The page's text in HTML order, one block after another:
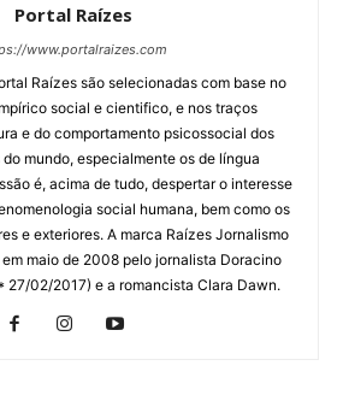
Portal Raízes
www.portalraizes.com
Raízes são selecionadas com base no
social e cientifico, e nos traços
e do comportamento psicossocial dos
mundo, especialmente os de língua
é, acima de tudo, despertar o interesse
social humana, bem como os
e exteriores. A marca Raízes Jornalismo
maio de 2008 pelo jornalista Doracino
27/02/2017) e a romancista Clara Dawn.